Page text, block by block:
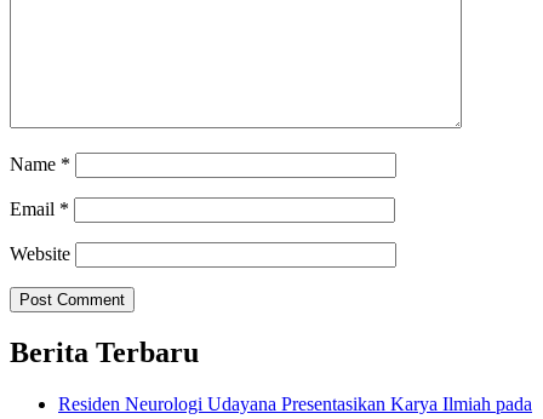
Name *
Email *
Website
Berita Terbaru
Residen Neurologi Udayana Presentasikan Karya Ilmiah pada